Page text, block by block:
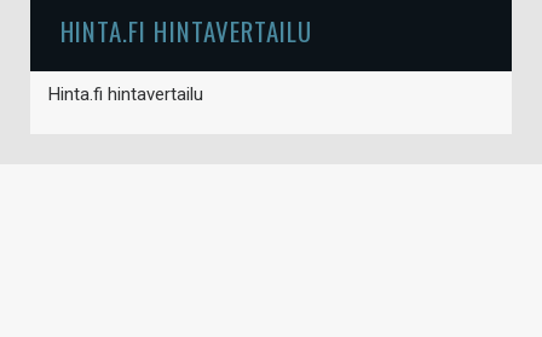
HINTA.FI HINTAVERTAILU
Hinta.fi hintavertailu